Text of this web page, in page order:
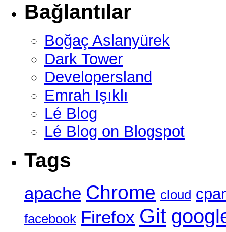
Bağlantılar
Boğaç Aslanyürek
Dark Tower
Developersland
Emrah Işıklı
Lé Blog
Lé Blog on Blogspot
Tags
apache Chrome cloud
facebook Firefox Git